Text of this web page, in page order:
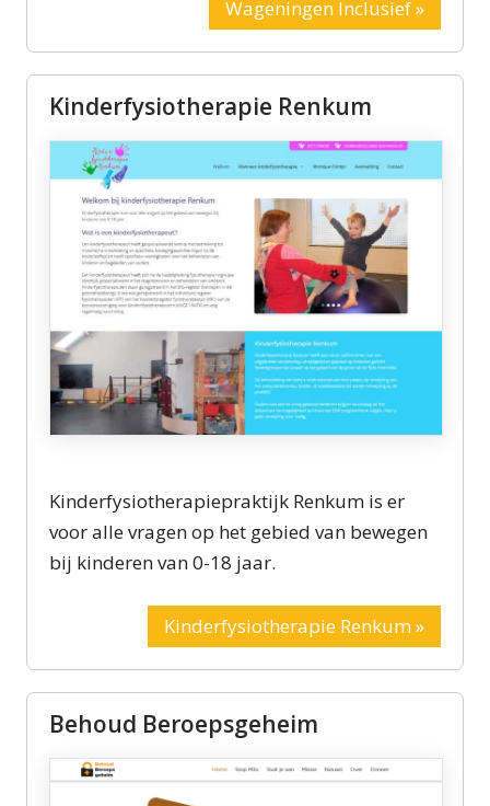
Wageningen Inclusief »
Kinderfysiotherapie Renkum
Kinderfysiotherapiepraktijk Renkum is er
voor alle vragen op het gebied van bewegen
bij kinderen van 0-18 jaar.
Kinderfysiotherapie Renkum »
Behoud Beroepsgeheim